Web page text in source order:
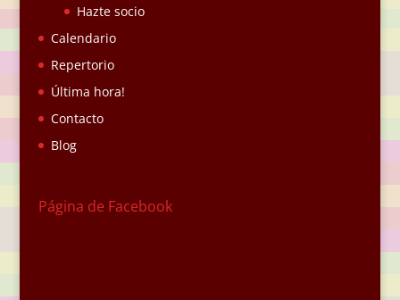
Hazte socio
Calendario
Repertorio
Última hora!
Contacto
Blog
Página de Facebook